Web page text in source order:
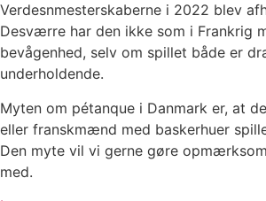
Verdesnmesterskaberne i 2022 blev
Desværre har den ikke som i Frankrig
bevågenhed, selv om spillet både er
underholdende.
Myten om pétanque i Danmark er, at
eller franskmænd med baskerhuer
Den myte vil vi gerne gøre
med.